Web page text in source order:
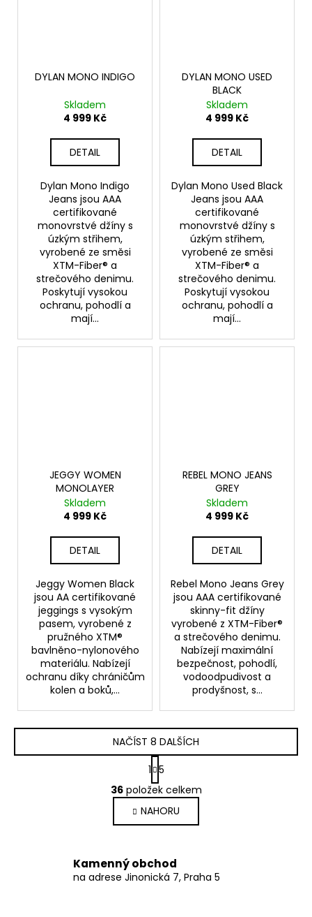
DYLAN MONO INDIGO
Skladem
4 999 Kč
DETAIL
Dylan Mono Indigo
Jeans jsou AAA
certifikované
monovrstvé džíny s
úzkým střihem,
vyrobené ze směsi
XTM-Fiber® a
strečového denimu.
Poskytují vysokou
ochranu, pohodlí a
mají...
DYLAN MONO USED
BLACK
Skladem
4 999 Kč
DETAIL
Dylan Mono Used Black
Jeans jsou AAA
certifikované
monovrstvé džíny s
úzkým střihem,
vyrobené ze směsi
XTM-Fiber® a
strečového denimu.
Poskytují vysokou
ochranu, pohodlí a
mají...
JEGGY WOMEN
MONOLAYER
Skladem
4 999 Kč
DETAIL
Jeggy Women Black
jsou AA certifikované
jeggings s vysokým
pasem, vyrobené z
pružného XTM®
bavlněno-nylonového
materiálu. Nabízejí
ochranu díky chráničům
kolen a boků,...
REBEL MONO JEANS
GREY
Skladem
4 999 Kč
DETAIL
Rebel Mono Jeans Grey
jsou AAA certifikované
skinny-fit džíny
vyrobené z XTM-Fiber®
a strečového denimu.
Nabízejí maximální
bezpečnost, pohodlí,
vodoodpudivost a
prodyšnost, s...
O
v
l
á
a
c
NAČÍST 8 DALŠÍCH
S
t
r
á
n
k
á
n
1 5
36položek celkem
NAHORU
Kamenný obchod
na adrese Jinonická 7, Praha 5